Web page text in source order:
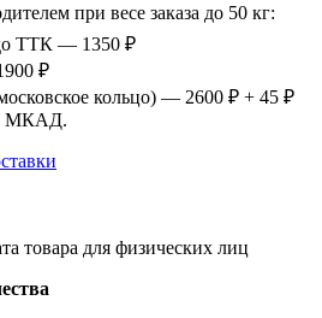
при весе заказа до 50 кг:
ТТК — 1350 ₽
₽
кольцо) — 2600 ₽ + 45 ₽
МКАД.
товара для физических лиц